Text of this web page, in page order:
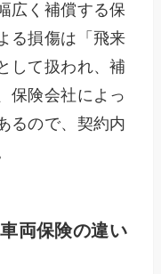
広く補償する保
る損傷は「飛来
して扱われ、補
保険会社によっ
るので、契約内
両保険の違い